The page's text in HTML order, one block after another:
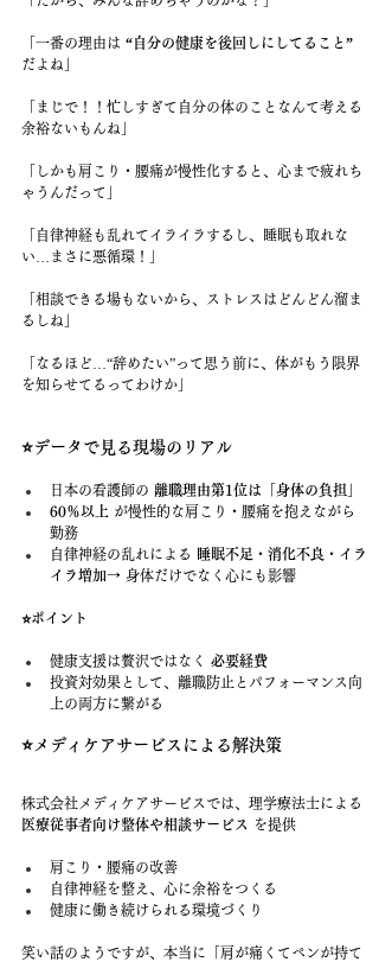
「一番の理由は “自分の健康を後回しにしてること”
だよね」
「まじで！！忙しすぎて自分の体のことなんて考える
余裕ないもんね」
「しかも肩こり・腰痛が慢性化すると、心まで疲れち
ゃうんだって」
「自律神経も乱れてイライラするし、睡眠も取れな
い…まさに悪循環！」
「相談できる場もないから、ストレスはどんどん溜ま
るしね」
「なるほど…“辞めたい”って思う前に、体がもう限界
を知らせてるってわけか」
⭐️データで見る現場のリアル
日本の看護師の 離職理由第1位は「身体の負担」
60％以上 が慢性的な肩こり・腰痛を抱えながら
勤務
自律神経の乱れによる
睡眠不足・消化不良・イラ
イラ増加→ 身体だけでなく心にも影響
⭐️ポイント
健康支援は贅沢ではなく 必要経費
投資対効果として、離職防止とパフォーマンス向
上の両方に繋がる
⭐️メディケアサービスによる解決策
株式会社メディケアサービスでは、理学療法士による
医療従事者向け整体や相談サービス
を提供
肩こり・腰痛の改善
自律神経を整え、心に余裕をつくる
健康に働き続けられる環境づくり
笑い話のようですが、本当に「肩が痛くてペンが持て